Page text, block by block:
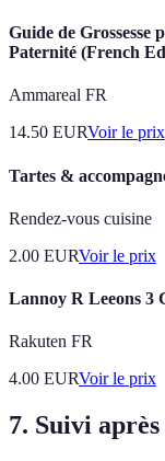
Guide de Grossesse
Paternité (French
Ammareal FR
14.50 EURVoir le prix
Tartes &
Rendez-vous cuisine
2.00 EURVoir le prix
Lannoy R Leeons 3
Rakuten FR
4.00 EURVoir le prix
7. Suivi